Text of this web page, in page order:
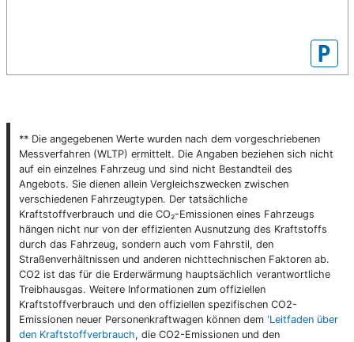
P
** Die angegebenen Werte wurden nach dem vorgeschriebenen
Messverfahren (WLTP) ermittelt. Die Angaben beziehen sich nicht
auf ein einzelnes Fahrzeug und sind nicht Bestandteil des
Angebots. Sie dienen allein Vergleichszwecken zwischen
verschiedenen Fahrzeugtypen. Der tatsächliche
Kraftstoffverbrauch und die CO₂-Emissionen eines Fahrzeugs
hängen nicht nur von der effizienten Ausnutzung des Kraftstoffs
durch das Fahrzeug, sondern auch vom Fahrstil, den
Straßenverhältnissen und anderen nichttechnischen Faktoren ab.
CO2 ist das für die Erderwärmung hauptsächlich verantwortliche
Treibhausgas. Weitere Informationen zum offiziellen
Kraftstoffverbrauch und den offiziellen spezifischen CO2-
Emissionen neuer Personenkraftwagen können dem 'Leitfaden über
den Kraftstoffverbrauch, die CO2-Emissionen und den